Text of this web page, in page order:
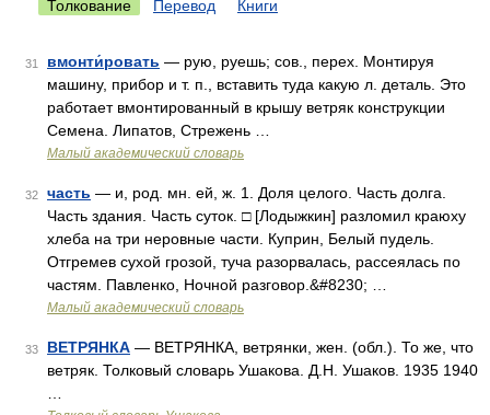
Толкование Перевод Книги
31 вмонти́ровать — рую, руешь; сов., перех. Монтируя
машину, прибор и т. п., вставить туда какую л. деталь. Это
работает вмонтированный в крышу ветряк конструкции
Семена. Липатов, Стрежень …
Малый академический словарь
32 часть — и, род. мн. ей, ж. 1. Доля целого. Часть долга.
Часть здания. Часть суток. □ [Лодыжкин] разломил краюху
хлеба на три неровные части. Куприн, Белый пудель.
Отгремев сухой грозой, туча разорвалась, рассеялась по
частям. Павленко, Ночной разговор.&#8230; …
Малый академический словарь
33 ВЕТРЯНКА — ВЕТРЯНКА, ветрянки, жен. (обл.). То же, что
ветряк. Толковый словарь Ушакова. Д.Н. Ушаков. 1935 1940